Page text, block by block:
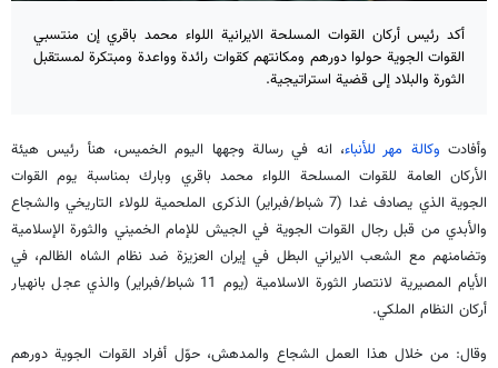
أكد رئيس أركان القوات المسلحة الايرانية اللواء محمد باقري إن منتسبي
القوات الجوية حولوا دورهم ومكانتهم كقوات رائدة وواعدة ومبتكرة لمستقبل
الثورة والبلاد إلى قضية استراتيجية.
وأفادت وكالة مهر للأنباء، انه في رسالة وجهها اليوم الخميس، هنأ رئيس هيئة
الأركان العامة للقوات المسلحة اللواء محمد باقري وبارك بمناسبة يوم القوات
الجوية الذي يصادف غدا (7 شباط/فبراير) الذكرى الملحمية للولاء التاريخي والشجاع
والأبدي من قبل رجال القوات الجوية في الجيش للإمام الخميني والثورة الإسلامية
وتضامنهم مع الشعب الايراني البطل في إيران العزيزة ضد نظام الشاه الظالم، في
الأيام المصيرية لانتصار الثورة الاسلامية (يوم 11 شباط/فبراير) والذي عجل بانهيار
أركان النظام الملكي.
وقال: من خلال هذا العمل الشجاع والمدهش، حوّل أفراد القوات الجوية دورهم